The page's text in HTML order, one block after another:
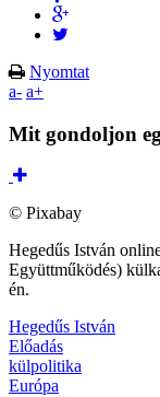
Nyomtat
a- a+
Mit gondoljon
© Pixabay
Hegedűs István
Együttműködés)
én.
Hegedűs István
Előadás
külpolitika
Európa